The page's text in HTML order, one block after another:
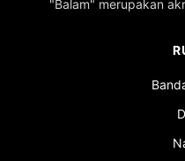
"Balam" merupakan